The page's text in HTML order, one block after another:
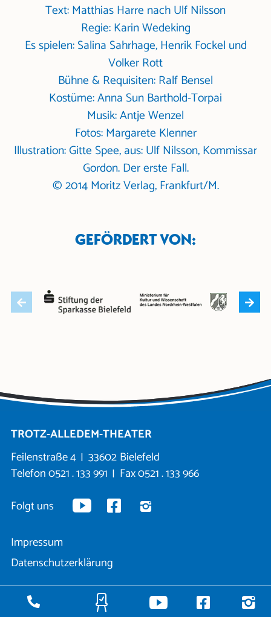
Text: Matthias Harre nach Ulf Nilsson
Regie: Karin Wedeking
Es spielen: Salina Sahrhage, Henrik Fockel und
Volker Rott
Bühne & Requisiten: Ralf Bensel
Kostüme: Anna Sun Barthold-Torpai
Musik: Antje Wenzel
Fotos: Margarete Klenner
Illustration: Gitte Spee, aus: Ulf Nilsson, Kommissar
Gordon. Der erste Fall.
© 2014 Moritz Verlag, Frankfurt/M.
GEFÖRDERT VON:
TROTZ-ALLEDEM-THEATER
Feilenstraße 4
33602 Bielefeld
Telefon0521 . 133 991
Fax 0521 . 133 966
Folgt uns
Impressum
Datenschutzerklärung